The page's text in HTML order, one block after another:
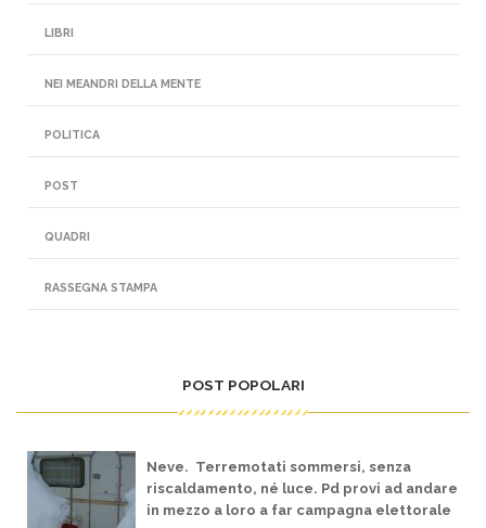
LIBRI
NEI MEANDRI DELLA MENTE
POLITICA
POST
QUADRI
RASSEGNA STAMPA
POST POPOLARI
Neve. Terremotati sommersi, senza
riscaldamento, né luce. Pd provi ad andare
in mezzo a loro a far campagna elettorale